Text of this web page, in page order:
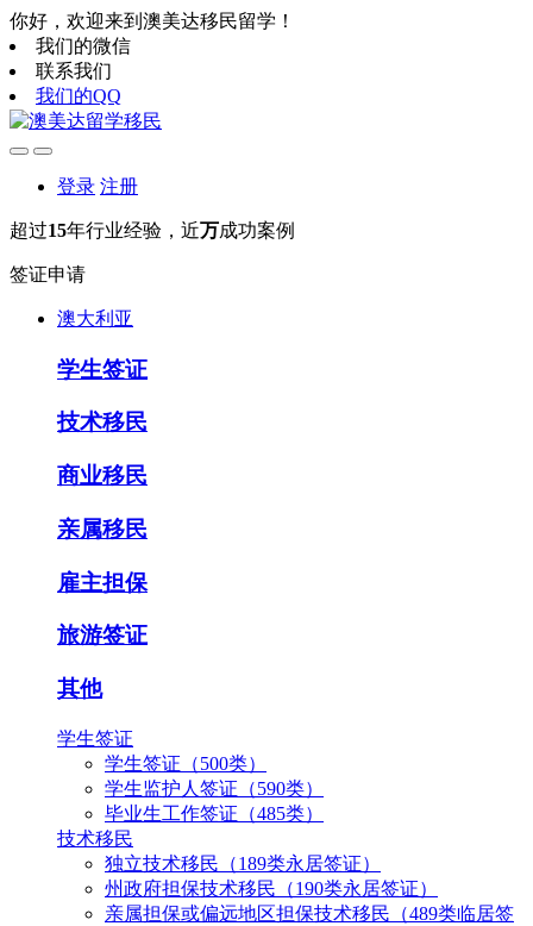
你好，欢迎来到澳美达移民留学！
我们的微信
联系我们
我们的QQ
登录 注册
超过15年行业经验，近万成功案例
签证申请
澳大利亚
学生签证
技术移民
商业移民
亲属移民
雇主担保
旅游签证
其他
学生签证
学生签证（500类）
学生监护人签证（590类）
毕业生工作签证（485类）
技术移民
独立技术移民（189类永居签证）
州政府担保技术移民（190类永居签证）
亲属担保或偏远地区担保技术移民（489类临居签